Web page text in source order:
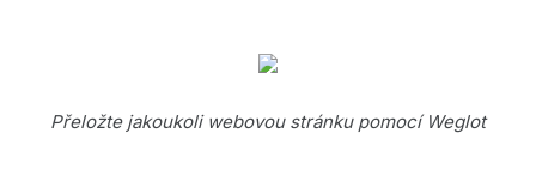
Přeložte jakoukoli webovou stránku pomocí Weglot